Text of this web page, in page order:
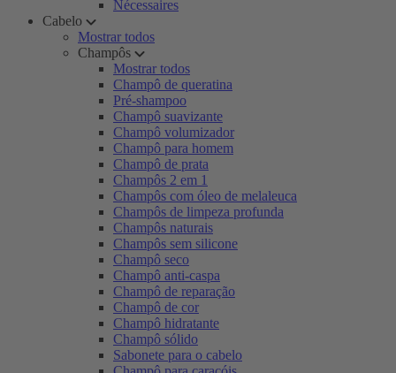
Nécessaires
Cabelo
Mostrar todos
Champôs
Mostrar todos
Champô de queratina
Pré-shampoo
Champô suavizante
Champô volumizador
Champô para homem
Champô de prata
Champôs 2 em 1
Champôs com óleo de melaleuca
Champôs de limpeza profunda
Champôs naturais
Champôs sem silicone
Champô seco
Champô anti-caspa
Champô de reparação
Champô de cor
Champô hidratante
Champô sólido
Sabonete para o cabelo